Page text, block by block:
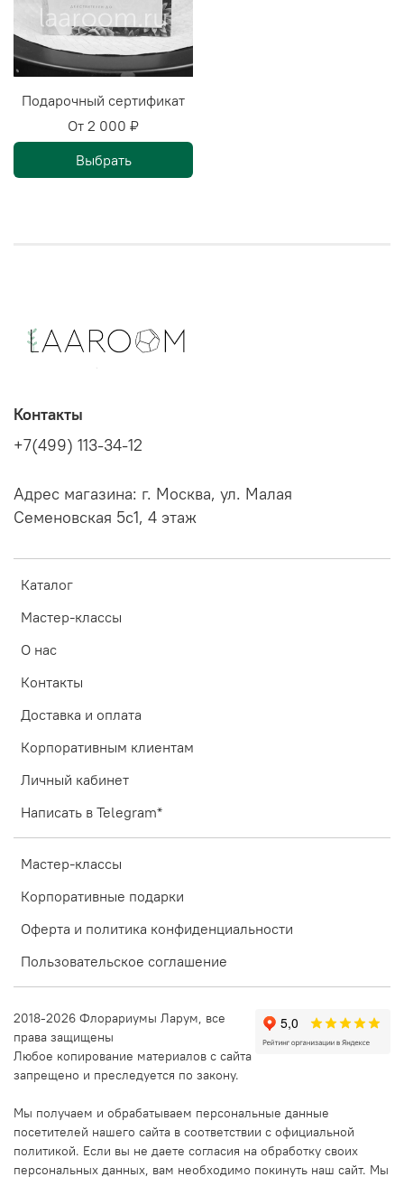
Подарочный сертификат
От 2 000 ₽
Выбрать
Каталог
Мастер-классы
О нас
Контакты
Доставка и оплата
Корпоративным клиентам
Личный кабинет
Написать в Telegram*
Мастер-классы
Корпоративные подарки
Оферта и политика конфиденциальности
Пользовательское соглашение
Контакты
+7(499) 113-34-12
Адрес магазина: г. Москва, ул. Малая
Семеновская 5с1, 4 этаж
2018-2026 Флорариумы Ларум, все
права защищены
Любое копирование материалов с сайта
запрещено и преследуется по закону.
Мы получаем и обрабатываем персональные данные
посетителей нашего сайта в соответствии с официальной
политикой. Если вы не даете согласия на обработку своих
персональных данных, вам необходимо покинуть наш сайт. Мы